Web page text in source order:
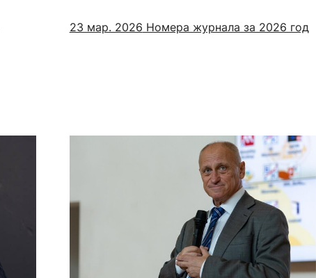
23 мар. 2026 Номера журнала за 2026 год